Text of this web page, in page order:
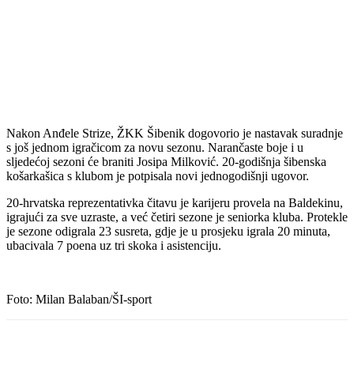
Nakon Anđele Strize, ŽKK Šibenik dogovorio je nastavak suradnje
s još jednom igračicom za novu sezonu. Narančaste boje i u
sljedećoj sezoni će braniti Josipa Milković. 20-godišnja šibenska
košarkašica s klubom je potpisala novi jednogodišnji ugovor.
20-hrvatska reprezentativka čitavu je karijeru provela na Baldekinu,
igrajući za sve uzraste, a već četiri sezone je seniorka kluba. Protekle
je sezone odigrala 23 susreta, gdje je u prosjeku igrala 20 minuta,
ubacivala 7 poena uz tri skoka i asistenciju.
Foto: Milan Balaban/ŠI-sport